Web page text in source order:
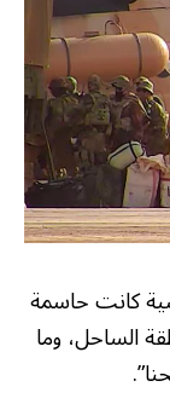
كانت حاسمة
الساحل، وما